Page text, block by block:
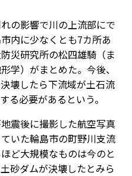
の影響で川の上流部にで
内に少なくとも7カ所あ
災研究所の松四雄騎（ま
学）がまとめた。今後、
壊したら下流域が土石流
る必要があるという。
震後に撮影した航空写真
いた輪島市の町野川支流
ど大規模なものは今のと
砂ダムが決壊したとみら